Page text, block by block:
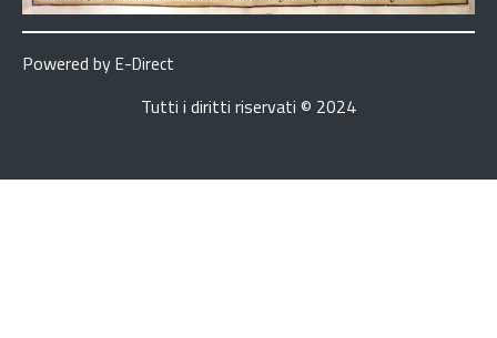
Powered byE-Direct
Tutti i diritti riservati © 2024